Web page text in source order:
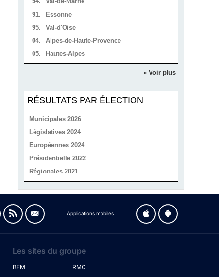
91.
Essonne
95.
Val-d'Oise
04.
Alpes-de-Haute-Provence
05.
Hautes-Alpes
» Voir plus
RÉSULTATS PAR ÉLECTION
Municipales 2026
Législatives 2024
Européennes 2024
Présidentielle 2022
Régionales 2021
Applications mobiles
Les sites du groupe
BFM
RMC